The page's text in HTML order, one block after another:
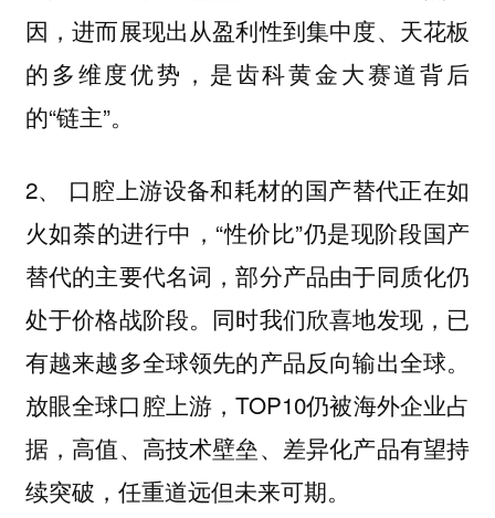
因，进而展现出从盈利性到集中度、天花板
的多维度优势，是齿科黄金大赛道背后
的“链主”。
2、 口腔上游设备和耗材的国产替代正在如
火如荼的进行中，“性价比”仍是现阶段国产
替代的主要代名词，部分产品由于同质化仍
处于价格战阶段。同时我们欣喜地发现，已
有越来越多全球领先的产品反向输出全球。
放眼全球口腔上游，TOP10仍被海外企业占
据，高值、高技术壁垒、差异化产品有望持
续突破，任重道远但未来可期。